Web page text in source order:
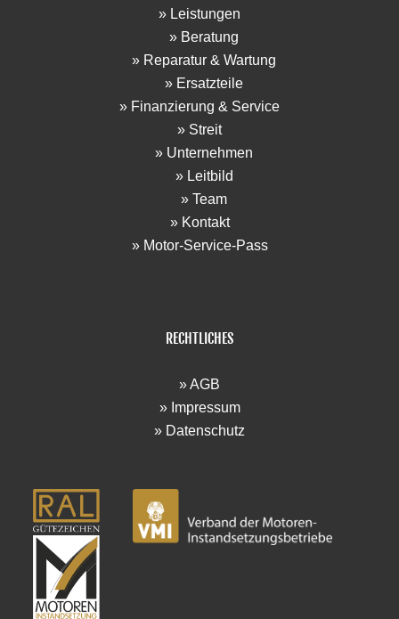
» Leistungen
» Beratung
» Reparatur & Wartung
» Ersatzteile
» Finanzierung & Service
» Streit
» Unternehmen
» Leitbild
» Team
» Kontakt
» Motor-Service-Pass
RECHTLICHES
» AGB
» Impressum
» Datenschutz